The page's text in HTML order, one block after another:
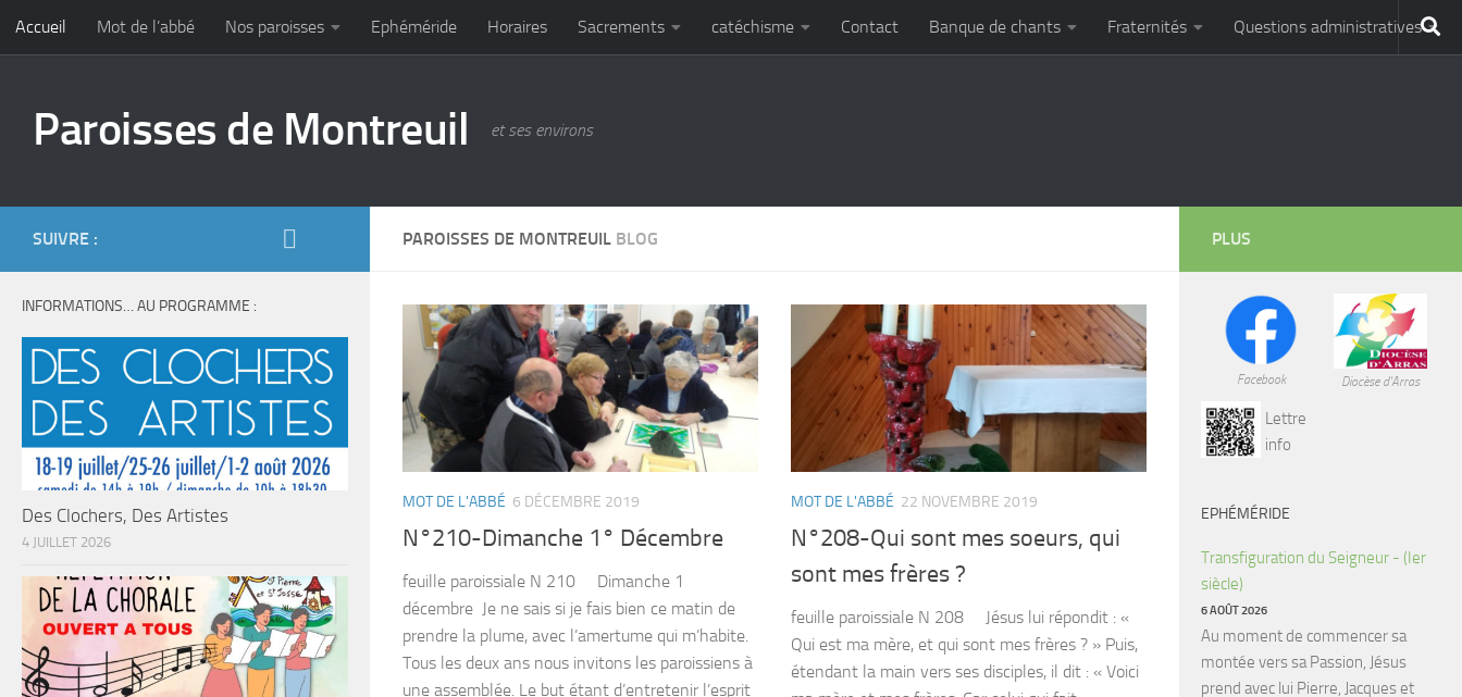
Skip to content
Accueil Mot de l’abbé Nos paroisses Ephéméride Horaires Sacrements catéchisme Contact Banque de chants Fraternités Questions administratives
Paroisses de Montreuil et ses environs
PAROISSES DE MONTREUIL BLOG
MOT DE L'ABBÉ 6 DÉCEMBRE 2019
N°210-Dimanche 1° Décembre
feuille paroissiale N 210 Dimanche 1
décembre Je ne sais si je fais bien ce matin de
prendre la plume, avec l’amertume qui m’habite.
Tous les deux ans nous invitons les paroissiens à
une assemblée. Le but étant d’entretenir l’esprit
MOT DE L'ABBÉ 22 NOVEMBRE 2019
N°208-Qui sont mes soeurs, qui
sont mes frères ?
feuille paroissiale N 208 Jésus lui répondit : «
Qui est ma mère, et qui sont mes frères ? » Puis,
étendant la main vers ses disciples, il dit : « Voici
SUIVRE :
INFORMATIONS… AU PROGRAMME :
Des Clochers, Des Artistes
4 JUILLET 2026
PLUS
Facebook
Lettre
info
Diocèse d'Arras
EPHÉMÉRIDE
Transfiguration du Seigneur - (Ier
siècle)
6 AOÛT 2026
Au moment de commencer sa
montée vers sa Passion, Jésus
prend avec lui Pierre, Jacques et